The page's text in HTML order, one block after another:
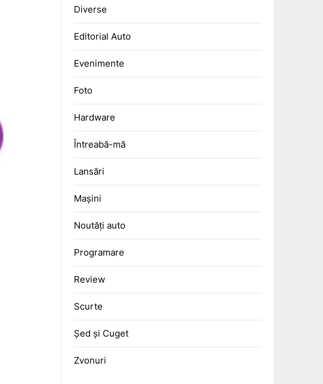
Diverse
Editorial Auto
Evenimente
Foto
Hardware
Întreabă-mă
Lansări
Mașini
Noutăți auto
Programare
Review
Scurte
Șed și Cuget
Zvonuri